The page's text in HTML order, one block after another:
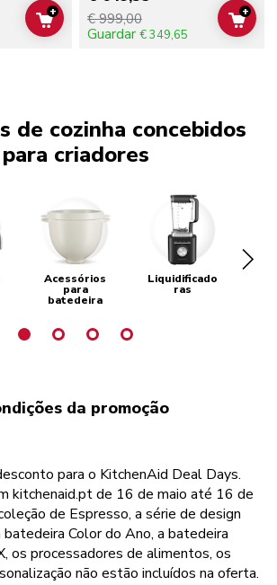
ADD TO CART
+
€ 999,00
Guardar € 349,65
ADD
+
de cozinha concebidos
para criadores
Acessórios
para
batedeira
Liquidificado
ras
da promoção
para o KitchenAid Deal Days.
kitchenaid.pt de 16 de maio até 16 de
de Espresso, a série de design
batedeira Color do Ano, a batedeira
os processadores de alimentos, os
não estão incluídos na oferta.